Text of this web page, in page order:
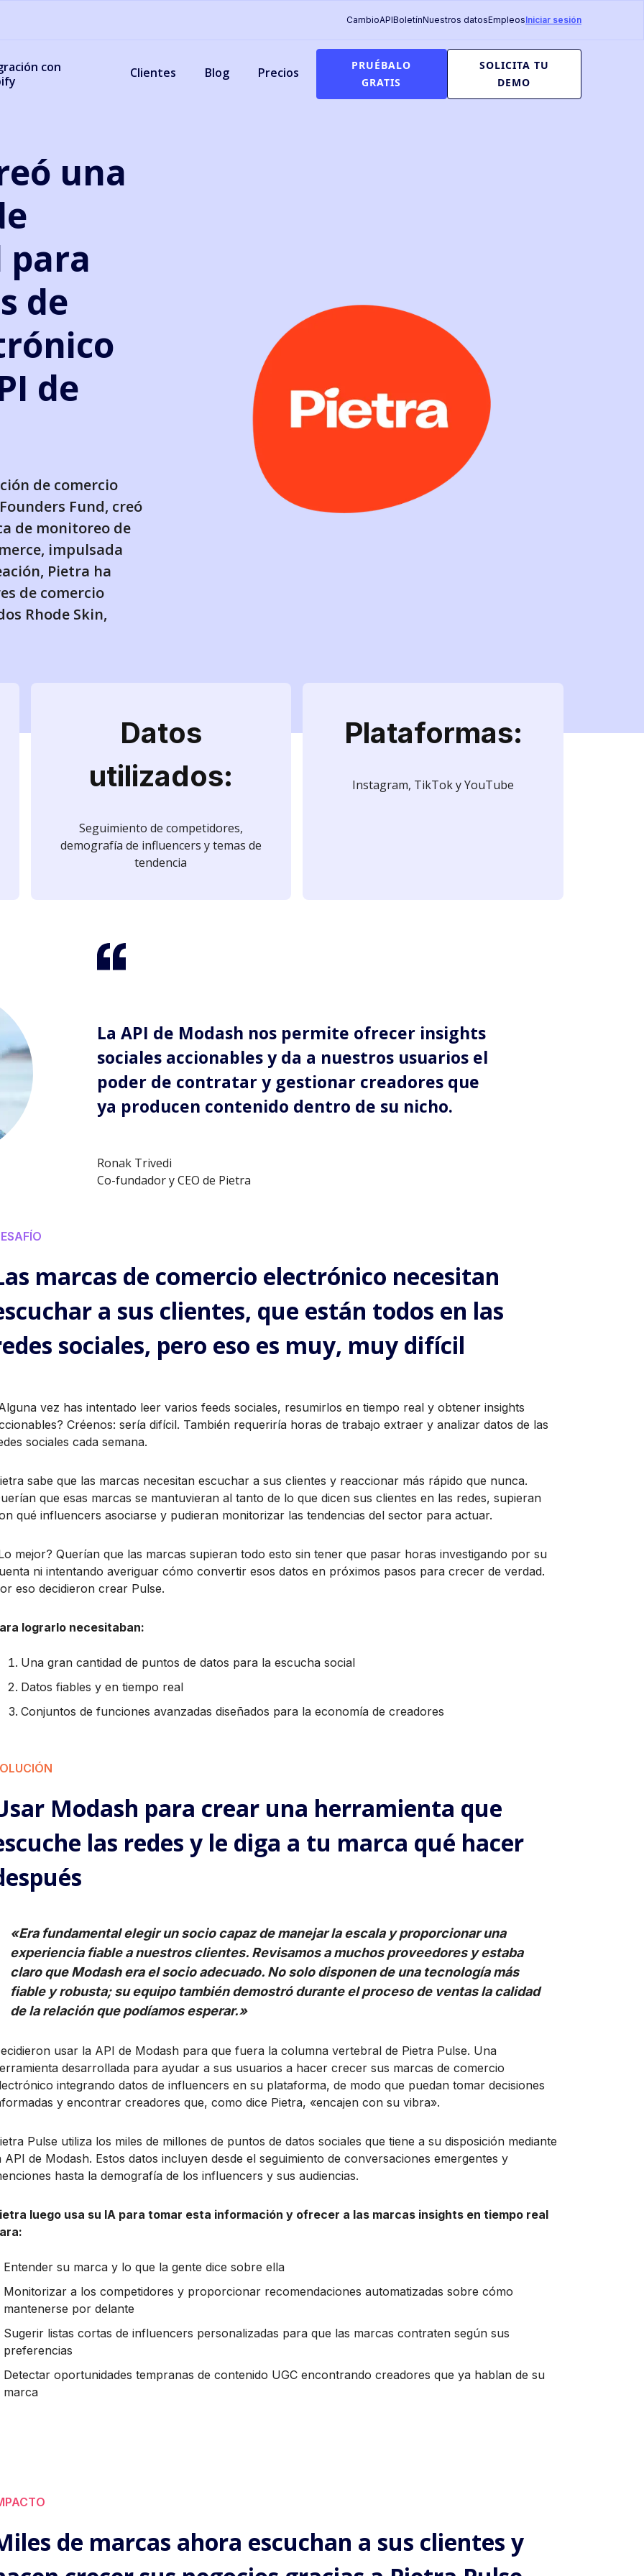
CambioAPIBoletínNuestros datosEmpleosIniciar sesión
con
Clientes Blog Precios
PRUÉBALO
GRATIS
SOLICITA TU
DEMO
una
para
de
de
de comercio
Fund, creó
de monitoreo de
impulsada
Pietra ha
de comercio
Rhode Skin,
Datos
utilizados:
Seguimiento de competidores,
demografía de influencers y temas de
tendencia
Plataformas:
Instagram, TikTok y YouTube
La API de Modash nos permite ofrecer insights
sociales accionables y da a nuestros usuarios el
poder de contratar y gestionar creadores que
ya producen contenido dentro de su nicho.
Ronak Trivedi
Co-fundador y CEO de Pietra
marcas de comercio electrónico necesitan
a sus clientes, que están todos en las
sociales, pero eso es muy, muy difícil
vez has intentado leer varios feeds sociales, resumirlos en tiempo real y obtener insights
Créenos: sería difícil. También requeriría horas de trabajo extraer y analizar datos de las
sociales cada semana.
sabe que las marcas necesitan escuchar a sus clientes y reaccionar más rápido que nunca.
que esas marcas se mantuvieran al tanto de lo que dicen sus clientes en las redes, supieran
qué influencers asociarse y pudieran monitorizar las tendencias del sector para actuar.
mejor? Querían que las marcas supieran todo esto sin tener que pasar horas investigando por su
ni intentando averiguar cómo convertir esos datos en próximos pasos para crecer de verdad.
eso decidieron crear Pulse.
lograrlo necesitaban:
Una gran cantidad de puntos de datos para la escucha social
Datos fiables y en tiempo real
Conjuntos de funciones avanzadas diseñados para la economía de creadores
Modash para crear una herramienta que
las redes y le diga a tu marca qué hacer
«Era fundamental elegir un socio capaz de manejar la escala y proporcionar una
experiencia fiable a nuestros clientes. Revisamos a muchos proveedores y estaba
claro que Modash era el socio adecuado. No solo disponen de una tecnología más
fiable y robusta; su equipo también demostró durante el proceso de ventas la calidad
de la relación que podíamos esperar.»
usar la API de Modash para que fuera la columna vertebral de Pietra Pulse. Una
desarrollada para ayudar a sus usuarios a hacer crecer sus marcas de comercio
integrando datos de influencers en su plataforma, de modo que puedan tomar decisiones
y encontrar creadores que, como dice Pietra, «encajen con su vibra».
Pulse utiliza los miles de millones de puntos de datos sociales que tiene a su disposición mediante
API de Modash. Estos datos incluyen desde el seguimiento de conversaciones emergentes y
hasta la demografía de los influencers y sus audiencias.
luego usa su IA para tomar esta información y ofrecer a las marcas insights en tiempo real
Entender su marca y lo que la gente dice sobre ella
Monitorizar a los competidores y proporcionar recomendaciones automatizadas sobre cómo
mantenerse por delante
Sugerir listas cortas de influencers personalizadas para que las marcas contraten según sus
preferencias
Detectar oportunidades tempranas de contenido UGC encontrando creadores que ya hablan de su
marca
de marcas ahora escuchan a sus clientes y